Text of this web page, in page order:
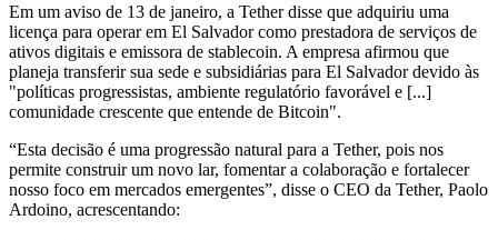
Em um aviso de 13 de janeiro, a Tether disse que adquiriu uma
licença para operar em El Salvador como prestadora de serviços de
ativos digitais e emissora de stablecoin. A empresa afirmou que
planeja transferir sua sede e subsidiárias para El Salvador devido às
"políticas progressistas, ambiente regulatório favorável e [...]
comunidade crescente que entende de Bitcoin".
“Esta decisão é uma progressão natural para a Tether, pois nos
permite construir um novo lar, fomentar a colaboração e fortalecer
nosso foco em mercados emergentes”, disse o CEO da Tether, Paolo
Ardoino, acrescentando: